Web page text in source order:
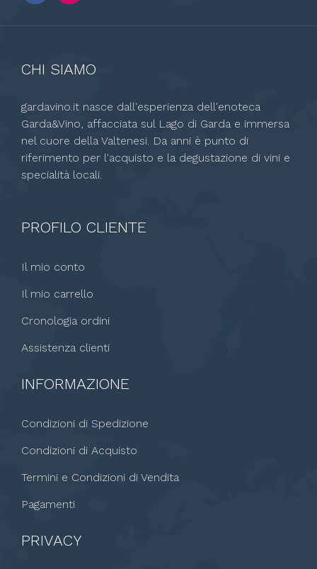
CHI SIAMO
gardavino.it nasce dall'esperienza dell'enoteca
Garda&Vino, affacciata sul Lago di Garda e immersa
nel cuore della Valtenesi. Da anni è punto di
riferimento per l'acquisto e la degustazione di vini e
specialità locali.
PROFILO CLIENTE
Il mio conto
Il mio carrello
Cronologia ordini
Assistenza clienti
INFORMAZIONE
Condizioni di Spedizione
Condizioni di Acquisto
Termini e Condizioni di Vendita
Pagamenti
PRIVACY